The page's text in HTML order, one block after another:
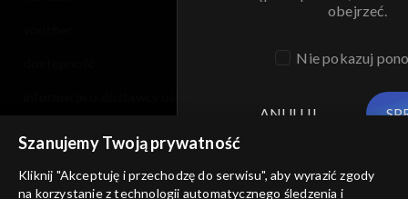
obejrzeć.
Nie pokazuj
ANULUJ
Szanujemy Twoją prywatność
Kliknij "Akceptuję i przechodzę do serwisu", aby wyrazić zgody
na korzystanie z technologii automatycznego śledzenia i